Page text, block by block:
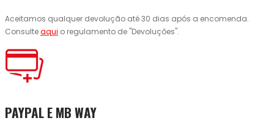
Aceitamos qualquer devolução até 30 dias após a encomenda.
Consulteaqui o regulamento de "Devoluções".
PAYPAL E MB WAY